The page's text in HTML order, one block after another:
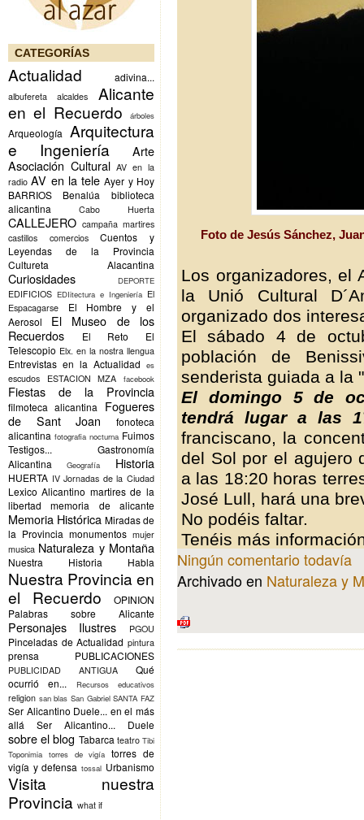
CATEGORÍAS
Actualidad adivina...
albufereta alcaldes
Alicante
en el Recuerdo
árboles
Arqueología Arquitectura
e Ingeniería
Arte
Asociación Cultural AV en la
radio AV en la tele Ayer y Hoy
BARRIOS
Benalúa
biblioteca
alicantina
Cabo Huerta
CALLEJERO campaña martires
castillos
comercios
Cuentos y
Leyendas de la Provincia
Cultureta Alacantina
Curiosidades DEPORTE
EDIFICIOS EDIitectura e Ingeniería El
Espacagarse
El Hombre y el
Aerosol
El Museo de los
Recuerdos
El Reto
El
Telescopio Elx. en la nostra llengua
Entrevistas en la Actualidad es
escudos ESTACION MZA facebook
Fiestas de la Provincia
filmoteca alicantina
Fogueres
de Sant Joan
fonoteca
alicantina fotografia nocturna Fuimos
Testigos...
Gastronomía
Alicantina
Geografía Historia
HUERTA IV Jornadas de la Ciudad
Lexico Alicantino martires de la
libertad
memoria de alicante
Memoria Histórica Miradas de
la Provincia monumentos mujer
musica Naturaleza y Montaña
Nuestra Historia Habla
Nuestra Provincia en
el Recuerdo
OPINION
Palabras sobre Alicante
Personajes Ilustres PGOU
Pinceladas de Actualidad pintura
prensa PUBLICACIONES
PUBLICIDAD ANTIGUA
Qué
ocurrió en...
Recursos educativos
religion san blas San Gabriel SANTA FAZ
Ser Alicantino Duele... en el más
allá
Ser Alicantino... Duele
sobre el blog Tabarca teatro Tibi
Toponimia torres de vigía torres de
vigía y defensa tossal Urbanismo
Visita nuestra
Provincia what if
Foto de Jesús Sánchez,
Los organizadores, el
la Unió Cultural
organizado dos
El sábado 4 de
población de
senderista guiada a la
El domingo 5 de
tendrá lugar a las
franciscano, la
del Sol por el agujero
a las 18:20 horas
José Lull, hará una
No podéis faltar.
Tenéis más
Ningún comentario todavía
Archivado en Naturaleza y